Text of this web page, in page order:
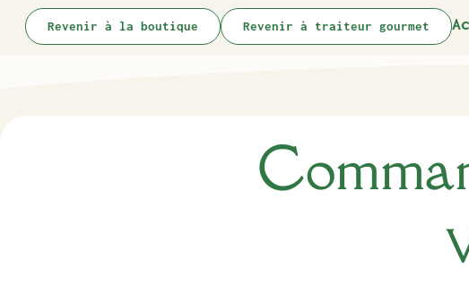
Revenir à la boutique Revenir à traiteur gourmet